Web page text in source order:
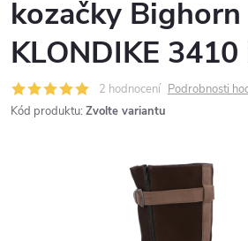
kozačky Bighorn
KLONDIKE
2 hodnocení Podrobnosti
Kód produktu: Zvolte variantu